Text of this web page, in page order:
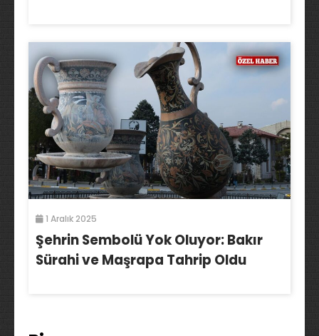
1 Aralık 2025
Şehrin Sembolü Yok Oluyor: Bakır
Sürahi ve Maşrapa Tahrip Oldu